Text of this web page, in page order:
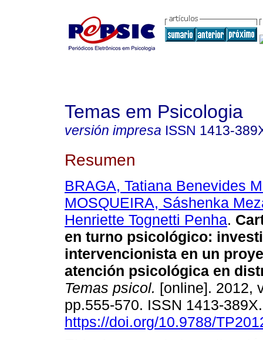
Temas em Psicologia
versión impresa ISSN 1413-
Resumen
BRAGA, Tatiana Benevides
MOSQUEIRA, Sáshenka
Henriette Tognetti Penha.
en turno psicológico:
intervencionista en un
atención psicológica en
Temas psicol. [online]. 2012,
pp.555-570. ISSN 1413-
https://doi.org/10.9788/